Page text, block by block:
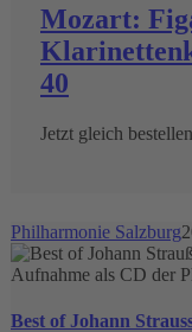
Mozart:
40
Jetzt gleich
Philharmonie Salzburg
Best of Johann